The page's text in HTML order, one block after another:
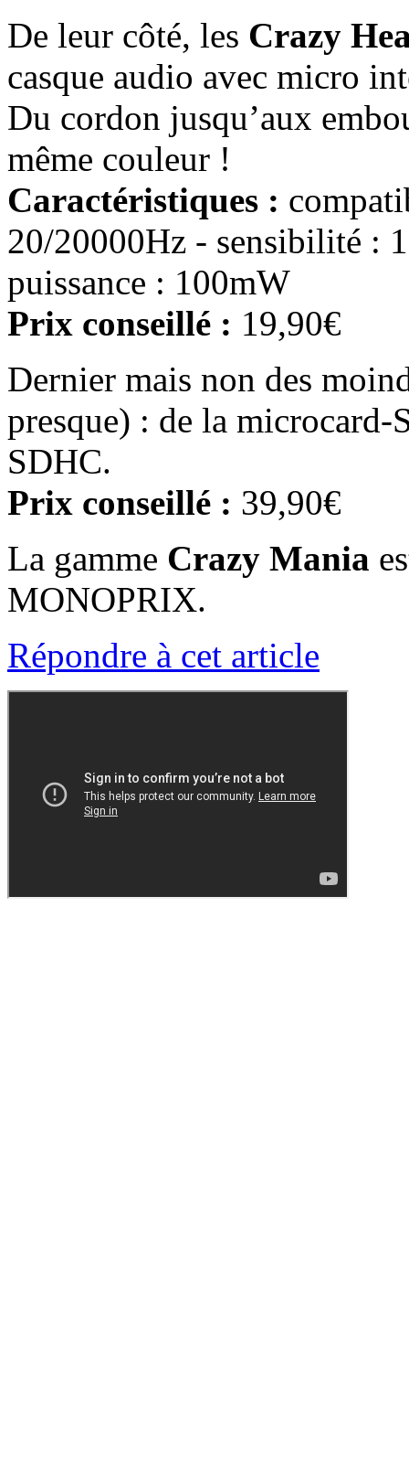
De leur côté, les Crazy
casque audio avec micro
Du cordon jusqu’aux
même couleur !
Caractéristiques :
20/20000Hz - sensibilité :
puissance : 100mW
Prix conseillé : 19,90€
Dernier mais non des
presque) : de la microcard-
SDHC.
Prix conseillé : 39,90€
La gamme Crazy Mania
MONOPRIX.
Répondre à cet article